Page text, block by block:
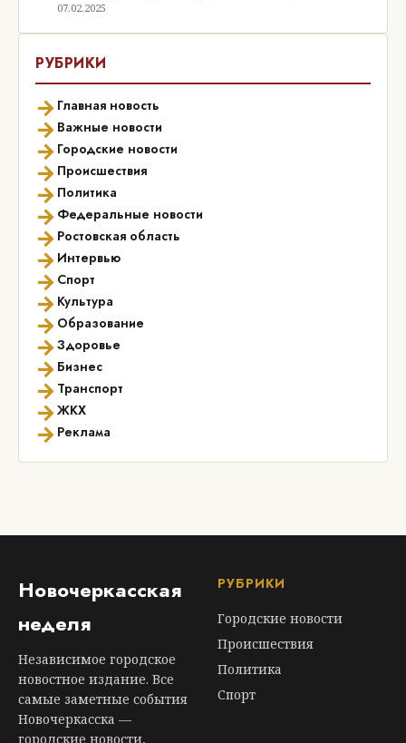
07.02.2025
РУБРИКИ
→ Главная новость
→ Важные новости
→ Городские новости
→ Происшествия
→ Политика
→ Федеральные новости
→ Ростовская область
→ Интервью
→ Спорт
→ Культура
→ Образование
→Здоровье
→ Бизнес
→ Транспорт
→ЖКХ
→ Реклама
Новочеркасская
неделя
Независимое городское
новостное издание. Все
самые заметные события
Новочеркасска —
городские новости,
РУБРИКИ
Городские новости
Происшествия
Политика
Спорт